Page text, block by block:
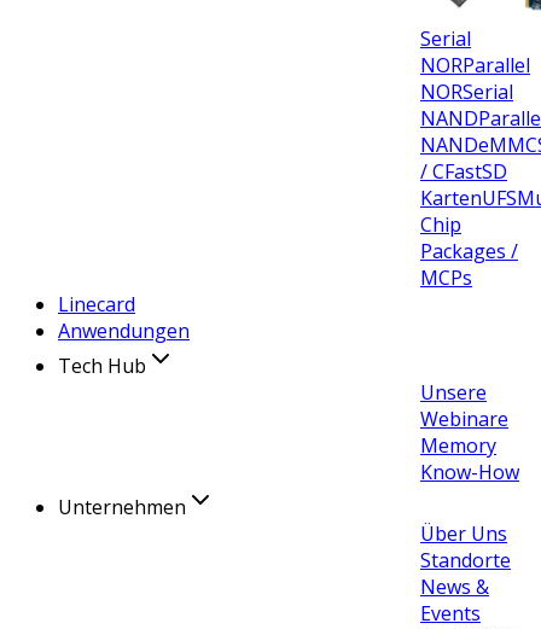
Serial
NORParallel
NORSerial
NAND
NANDeMMC
/ CFastSD
KartenUFS
Chip
Packages /
MCPs
Linecard
Anwendungen
Tech Hub
Unsere
Webinare
Memory
Know-How
Unternehmen
Über Uns
Standorte
News &
Events